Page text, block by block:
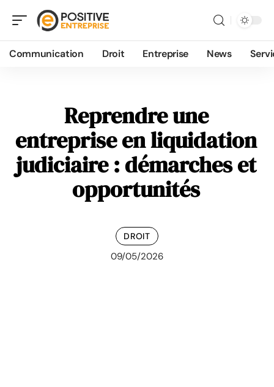
Communication Droit Entreprise News
Reprendre une
entreprise en liquidation
judiciaire : démarches et
opportunités
DROIT
09/05/2026